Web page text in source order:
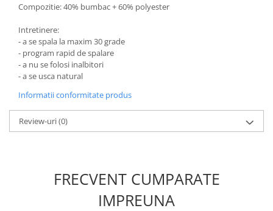
Compozitie: 40% bumbac + 60% polyester
Intretinere:
- a se spala la maxim 30 grade
- program rapid de spalare
- a nu se folosi inalbitori
- a se usca natural
Informatii conformitate produs
Review-uri(0)
FRECVENT CUMPARATE
IMPREUNA